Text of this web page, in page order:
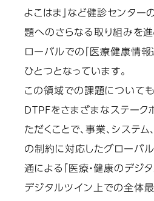
よこはま」など健診センター
題へのさらなる取り組みを進
ローバルでの「医療健康情報
ひとつとなっています。
この領域での課題について
DTPFをさまざまなステーク
ただくことで、事業、システム
の制約に対応したグローバ
通による「医療・健康のデジ
デジタルツイン上での全体